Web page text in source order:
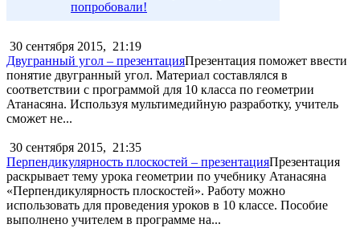
попробовали!
30 сентября 2015, 21:19
Двугранный угол – презентацияПрезентация поможет ввести
понятие двугранный угол. Материал составлялся в
соответствии с программой для 10 класса по геометрии
Атанасяна. Используя мультимедийную разработку, учитель
сможет не...
30 сентября 2015, 21:35
Перпендикулярность плоскостей – презентацияПрезентация
раскрывает тему урока геометрии по учебнику Атанасяна
«Перпендикулярность плоскостей». Работу можно
использовать для проведения уроков в 10 классе. Пособие
выполнено учителем в программе на...